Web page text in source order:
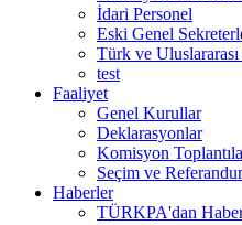
İdari Personel
Eski Genel
Türk ve
test
Faaliyet
Genel Kurullar
Deklarasyonlar
Komisyon
Seçim ve
Haberler
TÜRKPA'dan